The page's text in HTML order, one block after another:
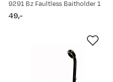
9291 Bz Faultless Baitholder 1
price
49,-